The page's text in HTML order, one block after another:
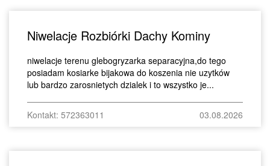
Niwelacje Rozbiórki Dachy Kominy
niwelacje terenu glebogryzarka separacyjna,do tego
posiadam kosiarke bijakowa do koszenia nie uzytków
lub bardzo zarosnietych dzialek i to wszystko je...
Kontakt: 572363011 03.08.2026